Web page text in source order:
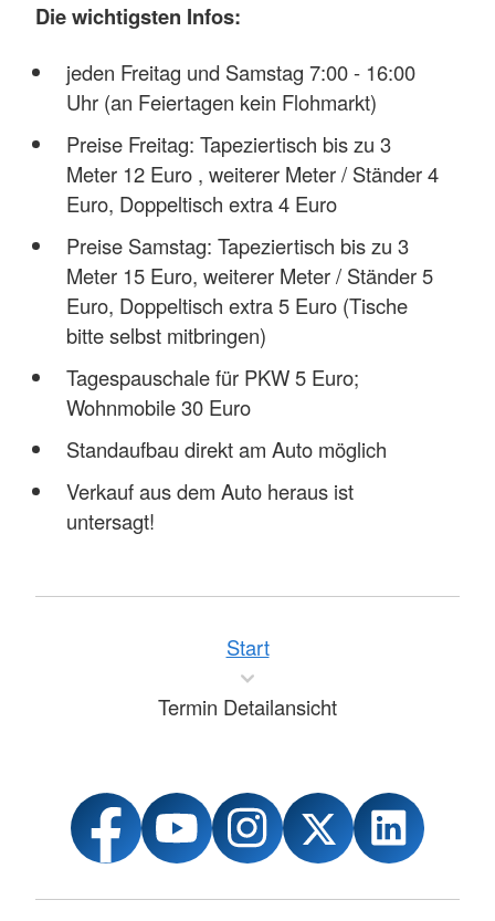
Die wichtigsten Infos:
jeden Freitag und Samstag 7:00 - 16:00
Uhr (an Feiertagen kein Flohmarkt)
Preise Freitag: Tapeziertisch bis zu 3
Meter 12 Euro , weiterer Meter / Ständer 4
Euro, Doppeltisch extra 4 Euro
Preise Samstag: Tapeziertisch bis zu 3
Meter 15 Euro, weiterer Meter / Ständer 5
Euro, Doppeltisch extra 5 Euro (Tische
bitte selbst mitbringen)
Tagespauschale für PKW 5 Euro;
Wohnmobile 30 Euro
Standaufbau direkt am Auto möglich
Verkauf aus dem Auto heraus ist
untersagt!
Start
Termin Detailansicht